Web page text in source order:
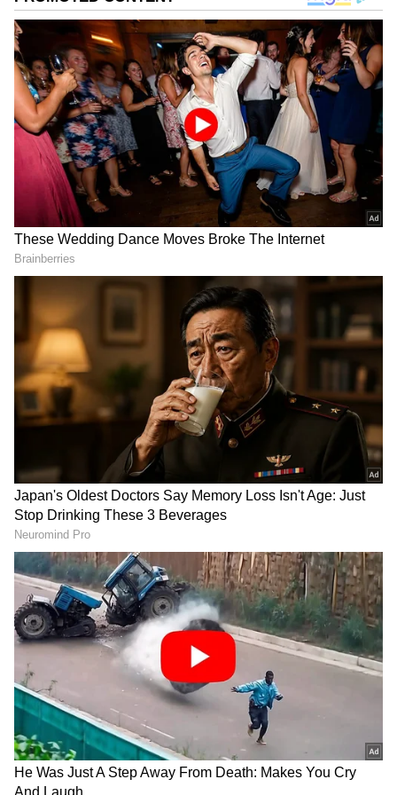
ಯುವಕನ ಪ್ರೇಮ ಸಂಬಂಧ ಸುಂದರವಾಗಿ ಸಾಗುತ್ತಿದೆ. ಆದರೆ
ಭಾಷೆಯ ಅಡೆತಡೆ ಹಲವಾರು ಸಂದರ್ಭಗಳಲ್ಲಿ
DOWNLOAD APP
ಆರೋಗ್ಯ, ಸೌಂದರ್ಯ, ಫಿಟ್‌ನೆಸ್, ಕಿಚನ್ ಟಿಪ್ಸ್‌,
ಸಂಬಂಧ, ಫ್ಯಾಷನ್ , ರೆಸಿಪಿಅಪ್ಡೇಟ್‌ಗಳಿಗಾಗಿ
ಏಷ್ಯಾನೆಟ್ ಸುವರ್ಣ ನ್ಯೂಸ್‌ ಫಾಲೋ ಮಾಡಿ.
ಸಂಪೂರ್ಣ ಮಾಹಿತಿ ಒಂದೇ ಕ್ಲಿಕ್‌ನಲ್ಲಿ ಲಭ್ಯ. ಏಷ್ಯಾನೆಟ್
ಸುವರ್ಣ ನ್ಯೂಸ್ ಅಧಿಕೃತ ಆ್ಯಪ್ ಡೌನ್‌ಲೋಡ್ ಮಾಡಿ
ಹಾಗು ಎಲ್ಲಾ ಅಪ್‌ಡೇಟ್ ಗಳನ್ನು ಪಡೆಯಿರಿ.